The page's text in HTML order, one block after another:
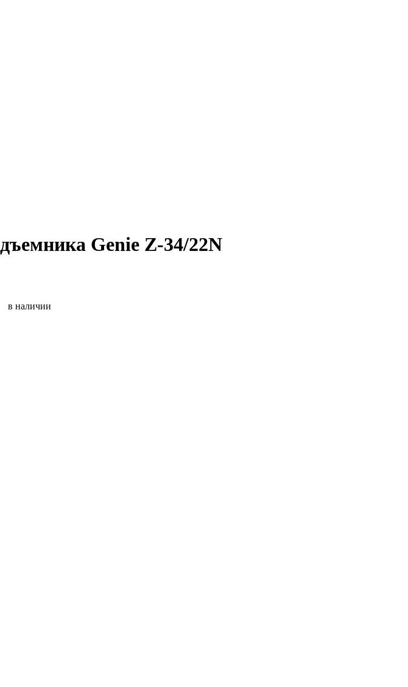
Genie Z-34/22N
в наличии